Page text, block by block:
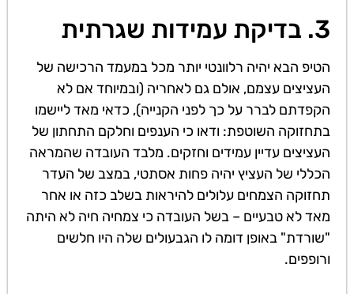
3. בדיקת עמידות שגרתית
הטיפ הבא יהיה רלוונטי יותר מכל במעמד הרכישה של
העציצים עצמם, אולם גם לאחריה (ובמיוחד אם לא
הקפדתם לברר על כך לפני הקנייה), כדאי מאד ליישמו
בתחזוקה השוטפת: ודאו כי הענפים וחלקם התחתון של
העציצים עדיין עמידים וחזקים. מלבד העובדה שהמראה
הכללי של העציץ יהיה פחות אסתטי, במצב של העדר
תחזוקה הצמחים עלולים להיראות בשלב כזה או אחר
מאד לא טבעיים – בשל העובדה כי צמחיה חיה לא היתה
"שורדת" באופן דומה לו הגבעולים שלה היו חלשים
ורופפים.